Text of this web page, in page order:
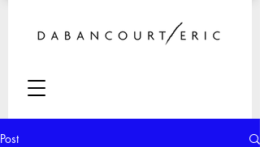
Post